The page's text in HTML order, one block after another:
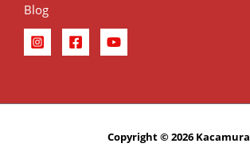
Blog
Copyright © 2026 Kacamura